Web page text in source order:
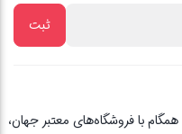
تضمین اصل‌بودن کالا، موفق شده تا همگام با فروشگاه‌های معتبر جهان،